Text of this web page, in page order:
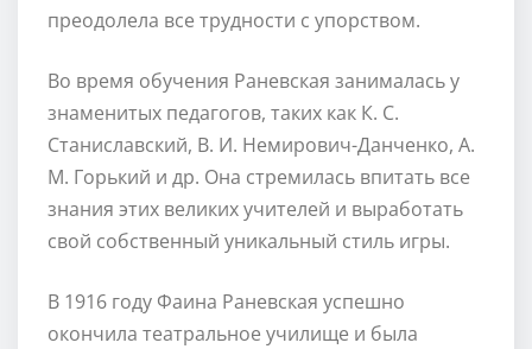
преодолела все трудности с упорством.
Во время обучения Раневская занималась у
знаменитых педагогов, таких как К. С.
Станиславский, В. И. Немирович-Данченко, А.
М. Горький и др. Она стремилась впитать все
знания этих великих учителей и выработать
свой собственный уникальный стиль игры.
В 1916 году Фаина Раневская успешно
окончила театральное училище и была